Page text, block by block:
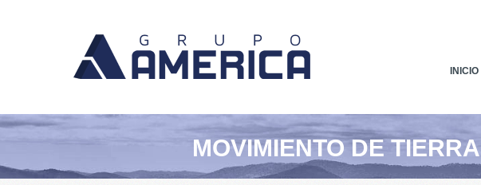
INICIO
MOVIMIENTO DE